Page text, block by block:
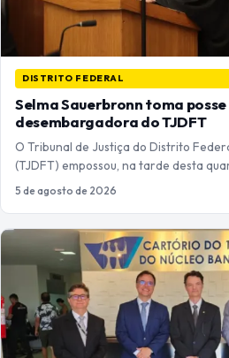
DISTRITO FEDERAL
Selma Sauerbronn toma
desembargadora do TJDFT
O Tribunal de Justiça do Distrito
(TJDFT) empossou, na tarde desta
5 de agosto de 2026